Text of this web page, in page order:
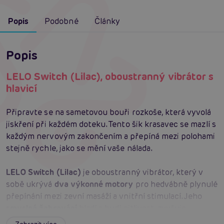
Popis Podobné Články
Popis
LELO Switch (Lilac), oboustranný vibrátor s
hlavicí
Připravte se na sametovou bouři rozkoše, která vyvolá
jiskření při každém doteku. Tento šik krasavec se mazlí s
každým nervovým zakončením a přepíná mezi polohami
stejně rychle, jako se mění vaše nálada.
LELO Switch (Lilac) je oboustranný vibrátor, který v
sobě ukrývá dva výkonné motory pro hedvábně plynulé
přepínání mezi zevní masáží a vnitřní stimulací. Jeho
prokrvení a vytváří plnější, hlubší vjemy při každém